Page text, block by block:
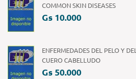
COMMON SKIN DISEASES
Gs 10.000
ENFERMEDADES DEL PELO Y DEL
CUERO CABELLUDO
Gs 50.000